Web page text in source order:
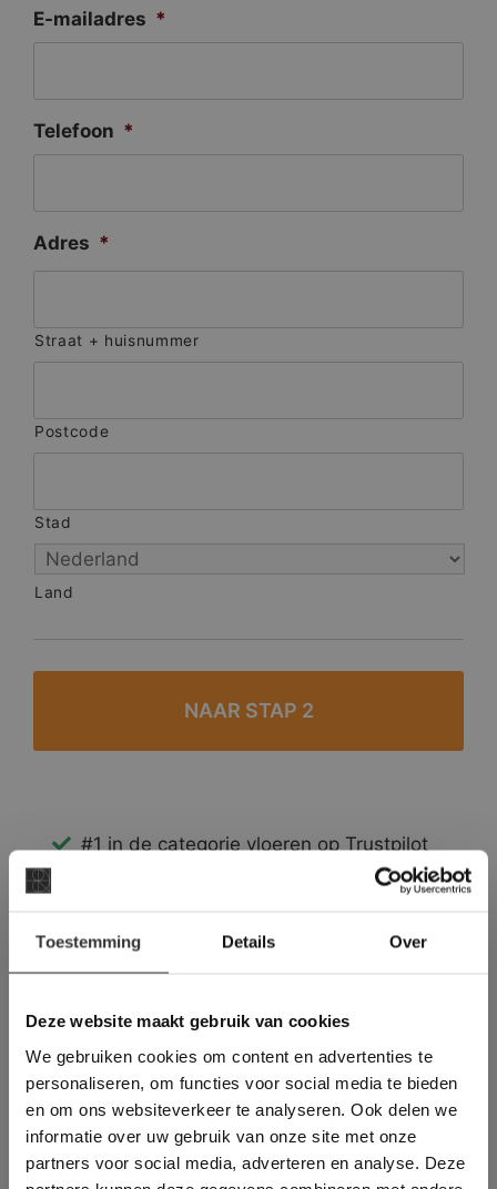
Toestemming Details Over
Deze website maakt gebruik van cookies
We gebruiken cookies om content en advertenties te
personaliseren, om functies voor social media te bieden
en om ons websiteverkeer te analyseren. Ook delen we
informatie over uw gebruik van onze site met onze
partners voor social media, adverteren en analyse. Deze
E-mailadres *
Telefoon *
Adres *
Straat + huisnummer
Postcode
Stad
Land
#1 in de categorie vloeren op Trustpilot
Binnen 24 uur een passende offerte
Meer dan 500 m2 showroom
Deze website maakt
gebruik van cookies.
This Cookie Banner was deleted and is no
longer working. Please contact the website
administrator.
Deze website gebruikt cookies om de
gebruikerservaring te verbeteren. Door
gebruik te maken van onze website geeft u
toestemming voor alle cookies in
overeenstemming met ons cookiebeleid.Lees
verder